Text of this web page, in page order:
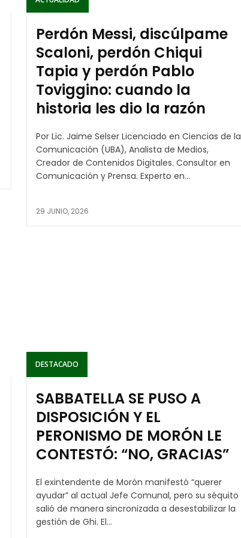
Perdón Messi, discúlpame
Scaloni, perdón Chiqui
Tapia y perdón Pablo
Toviggino: cuando la
historia les dio la razón
Por Lic. Jaime Selser Licenciado en Ciencias de la
Comunicación (UBA), Analista de Medios,
Creador de Contenidos Digitales. Consultor en
Comunicación y Prensa. Experto en...
29 JUNIO, 2026
DESTACADO
SABBATELLA SE PUSO A
DISPOSICIÓN Y EL
PERONISMO DE MORÓN LE
CONTESTÓ: “NO, GRACIAS”
El exintendente de Morón manifestó “querer
ayudar” al actual Jefe Comunal, pero su séquito
salió de manera sincronizada a desestabilizar la
gestión de Ghi. El...